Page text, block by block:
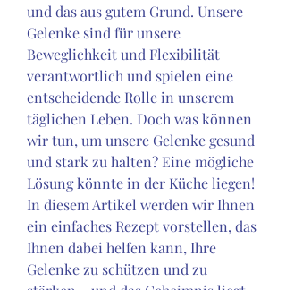
und das aus gutem Grund. Unsere
Gelenke sind für unsere
Beweglichkeit und Flexibilität
verantwortlich und spielen eine
entscheidende Rolle in unserem
täglichen Leben. Doch was können
wir tun, um unsere Gelenke gesund
und stark zu halten? Eine mögliche
Lösung könnte in der Küche liegen!
In diesem Artikel werden wir Ihnen
ein einfaches Rezept vorstellen, das
Ihnen dabei helfen kann, Ihre
Gelenke zu schützen und zu